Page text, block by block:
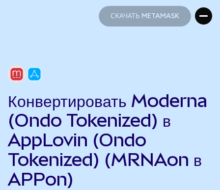
СКАЧАТЬ METAMASK
Конвертировать Moderna
(Ondo Tokenized) в
AppLovin (Ondo
Tokenized) (MRNAon в
APPon)